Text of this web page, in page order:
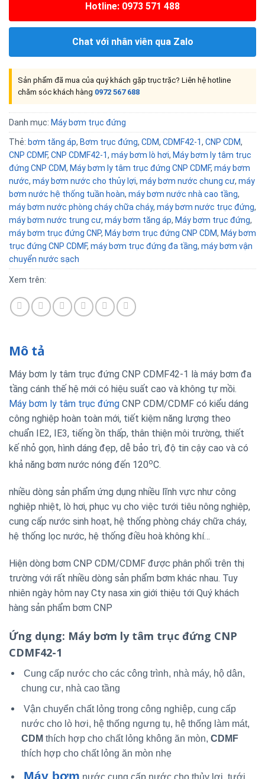
Hotline: 0973 571 488
Chat với nhân viên qua Zalo
Sản phẩm đã mua của quý khách gặp trục trặc? Liên hệ hotline
chăm sóc khách hàng 0972 567 688
Danh mục: Máy bơm trục đứng
Thẻ: bơm tăng áp, Bơm trục đứng, CDM, CDMF42-1, CNP CDM,
CNP CDMF, CNP CDMF42-1, máy bơm lò hơi, Máy bơm ly tâm trục
đứng CNP CDM, Máy bơm ly tâm trục đứng CNP CDMF, máy bơm
nước, máy bơm nước cho thủy lợi, máy bơm nước chung cư, máy
bơm nước hệ thống tuần hoàn, máy bơm nước nhà cao tầng,
máy bơm nước phòng cháy chữa cháy, máy bơm nước trục đứng,
máy bơm nước trung cư, máy bơm tăng áp, Máy bơm trục đứng,
máy bơm trục đứng CNP, Máy bơm trục đứng CNP CDM, Máy bơm
trục đứng CNP CDMF, máy bơm trục đứng đa tầng, máy bơm vận
chuyển nước sạch
Xem trên:
Mô tả
Máy bơm ly tâm trục đứng CNP CDMF42-1 là máy bơm đa
tầng cánh thế hệ mới có hiệu suất cao và không tự mồi.
Máy bơm ly tâm trục đứng CNP CDM/CDMF có kiểu dáng
công nghiệp hoàn toàn mới, tiết kiệm năng lượng theo
chuẩn IE2, IE3, tiếng ồn thấp, thân thiện môi trường, thiết
kế nhỏ gọn, hình dáng đẹp, dễ bảo trì, độ tin cậy cao và có
khả năng bơm nước nóng đến 120oC.
nhiều dòng sản phẩm ứng dụng nhiều lĩnh vực như công
nghiệp nhiệt, lò hơi, phục vụ cho việc tưới tiêu nông nghiệp,
cung cấp nước sinh hoạt, hệ thống phòng cháy chữa cháy,
hệ thống lọc nước, hệ thống điều hoà không khí…
Hiện dòng bơm CNP CDM/CDMF được phân phối trên thị
trường với rất nhiều dòng sản phẩm bơm khác nhau. Tuy
nhiên ngày hôm nay Cty nasa xin giới thiệu tới Quý khách
hàng sản phẩm bơm CNP
Ứng dụng: Máy bơm ly tâm trục đứng CNP
CDMF42-1
Cung cấp nước cho các công trình, nhà máy, hộ dân,
chung cư, nhà cao tầng
Vận chuyển chất lỏng trong công nghiệp, cung cấp
nước cho lò hơi, hệ thống ngưng tụ, hệ thống làm mát,
CDM thích hợp cho chất lỏng không ăn mòn, CDMF
thích hợp cho chất lỏng ăn mòn nhẹ
Máy bơm